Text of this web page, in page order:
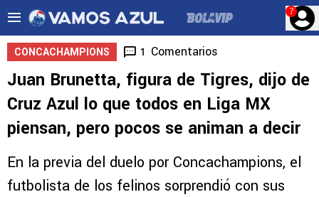
?
CONCACHAMPIONS 1 Comentarios
Juan Brunetta, figura de Tigres, dijo de
Cruz Azul lo que todos en Liga MX
piensan, pero pocos se animan a decir
En la previa del duelo por Concachampions, el
futbolista de los felinos sorprendió con sus